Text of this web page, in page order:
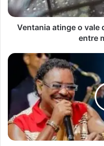
gera
preocupação
entreVentania atinge o vale
entre
Ex
Compadre
Washington
cantor
de
abandonar
o